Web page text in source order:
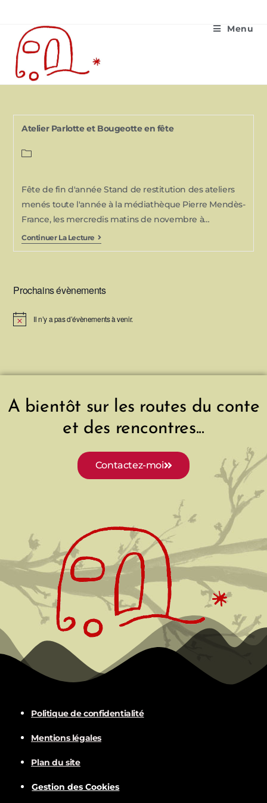
Menu
Atelier Parlotte et Bougeotte en fête
Fête de fin d'année Stand de restitution des ateliers
menés toute l'année à la médiathèque Pierre Mendès-
France, les mercredis matins de novembre à…
Continuer La Lecture
Prochains évènements
N
e
Il n’y a pas d’évènements à venir.
A bientôt sur les routes du conte
et des rencontres...
Contactez-moi
Politique de confidentialité
Mentions légales
Plan du site
Gestion des Cookies